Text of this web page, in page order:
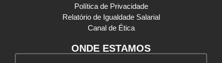
Política de Privacidade
Relatório de Igualdade Salarial
Canal de Ética
ONDE ESTAMOS